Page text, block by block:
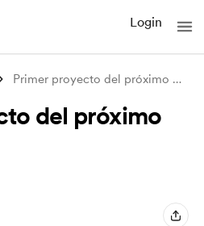
Login
Primer proyecto del próximo año
del próximo